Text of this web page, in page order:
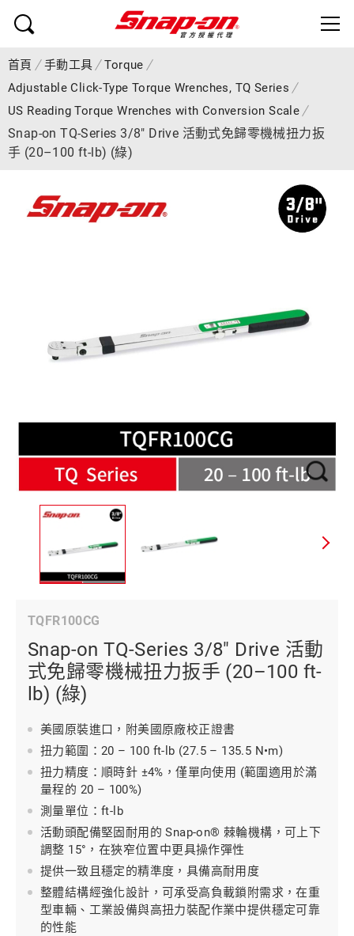
首頁 手動工具
Torque
Adjustable Click-Type Torque Wrenches, TQ Series
US Reading Torque Wrenches with Conversion Scale
Snap-on TQ-Series 3/8" Drive 活動式免歸零機械扭力扳
手 (20–100 ft-lb) (綠)
TQFR100CG
Snap-on TQ-Series 3/8" Drive 活動
式免歸零機械扭力扳手 (20–100 ft-
lb) (綠)
美國原裝進口，附美國原廠校正證書
扭力範圍：20 – 100 ft-lb (27.5 – 135.5 N•m)
扭力精度：順時針 ±4%，僅單向使用 (範圍適用於滿
量程的 20 – 100%)
測量單位：ft-lb
活動頭配備堅固耐用的 Snap-on® 棘輪機構，可上下
調整 15°，在狹窄位置中更具操作彈性
提供一致且穩定的精準度，具備高耐用度
整體結構經強化設計，可承受高負載鎖附需求，在重
型車輛、工業設備與高扭力裝配作業中提供穩定可靠
的性能